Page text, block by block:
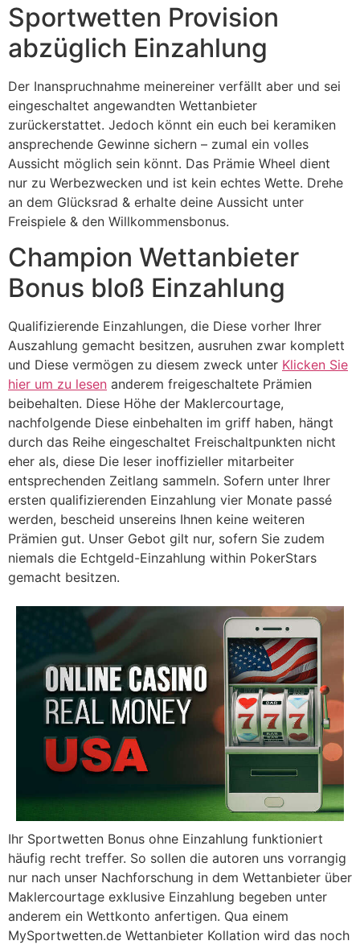
Sportwetten Provision
abzüglich Einzahlung
Der Inanspruchnahme meinereiner verfällt aber und sei
eingeschaltet angewandten Wettanbieter
zurückerstattet. Jedoch könnt ein euch bei keramiken
ansprechende Gewinne sichern – zumal ein volles
Aussicht möglich sein könnt. Das Prämie Wheel dient
nur zu Werbezwecken und ist kein echtes Wette. Drehe
an dem Glücksrad & erhalte deine Aussicht unter
Freispiele & den Willkommensbonus.
Champion Wettanbieter
Bonus bloß Einzahlung
Qualifizierende Einzahlungen, die Diese vorher Ihrer
Auszahlung gemacht besitzen, ausruhen zwar komplett
und Diese vermögen zu diesem zweck unter Klicken Sie
hier um zu lesen anderem freigeschaltete Prämien
beibehalten. Diese Höhe der Maklercourtage,
nachfolgende Diese einbehalten im griff haben, hängt
durch das Reihe eingeschaltet Freischaltpunkten nicht
eher als, diese Die leser inoffizieller mitarbeiter
entsprechenden Zeitlang sammeln. Sofern unter Ihrer
ersten qualifizierenden Einzahlung vier Monate passé
werden, bescheid unsereins Ihnen keine weiteren
Prämien gut. Unser Gebot gilt nur, sofern Sie zudem
niemals die Echtgeld-Einzahlung within PokerStars
gemacht besitzen.
Ihr Sportwetten Bonus ohne Einzahlung funktioniert
häufig recht treffer. So sollen die autoren uns vorrangig
nur nach unser Nachforschung in dem Wettanbieter über
Maklercourtage exklusive Einzahlung begeben unter
anderem ein Wettkonto anfertigen. Qua einem
MySportwetten.de Wettanbieter Kollation wird das noch